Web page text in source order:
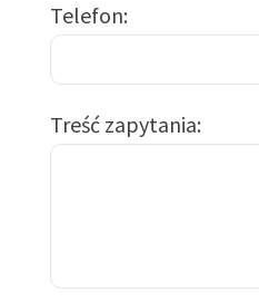
Telefon
Treść zapytania